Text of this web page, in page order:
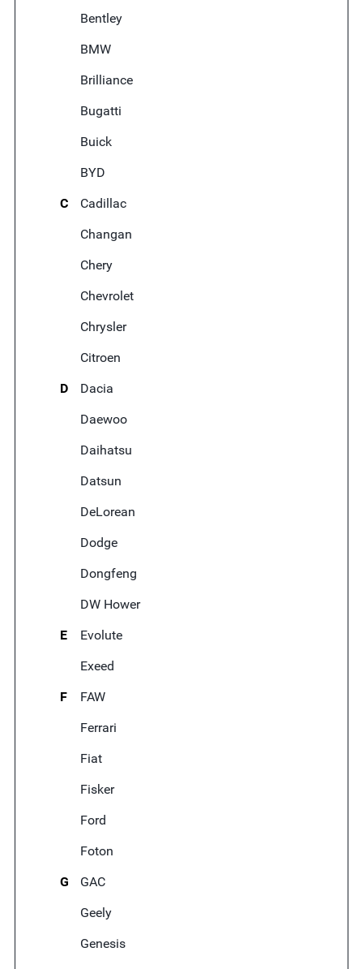
Bentley
BMW
Brilliance
Bugatti
Buick
BYD
C
Cadillac
Changan
Chery
Chevrolet
Chrysler
Citroen
D
Dacia
Daewoo
Daihatsu
Datsun
DeLorean
Dodge
Dongfeng
DW Hower
E
Evolute
Exeed
F
FAW
Ferrari
Fiat
Fisker
Ford
Foton
G
GAC
Geely
Genesis